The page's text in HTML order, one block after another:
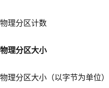
物理分区计数
物理分区大小
物理分区大小（以字节为单位）